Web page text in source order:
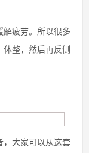
疲劳。所以很多
整，然后再反侧
，大家可以从这套